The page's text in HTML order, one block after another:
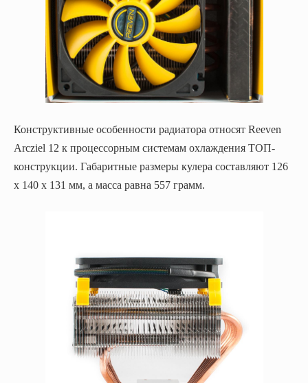
Конструктивные особенности радиатора относят Reeven
Arcziel 12 к процессорным системам охлаждения ТОП-
конструкции. Габаритные размеры кулера составляют 126
х 140 х 131 мм, а масса равна 557 грамм.